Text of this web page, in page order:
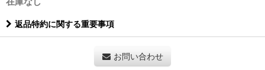
返品特約に関する重要事項
お問い合わせ